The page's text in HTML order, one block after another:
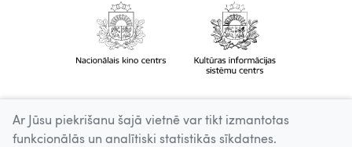
Ar Jūsu piekrišanu šajā vietnē var tikt izmantotas
funkcionālās un analītiski statistikās sīkdatnes.